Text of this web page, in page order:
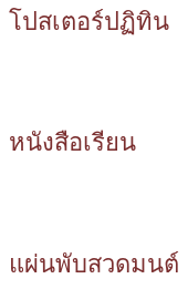
โปสเตอร์ปฏิทิน
หนังสือเรียน
แผ่นพับสวดมนต์